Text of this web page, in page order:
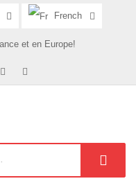
French
et en Europe!